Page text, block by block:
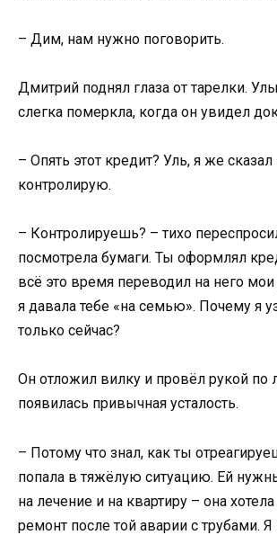
– Дим, нам нужно поговорить.
Дмитрий поднял глаза от тарелки.
слегка померкла, когда он увидел
– Опять этот кредит? Уль, я же
контролирую.
– Контролируешь? – тихо
посмотрела бумаги. Ты оформлял
всё это время переводил на него мои
я давала тебе «на семью». Почему я
только сейчас?
Он отложил вилку и провёл рукой по
появилась привычная усталость.
– Потому что знал, как ты
попала в тяжёлую ситуацию. Ей
на лечение и на квартиру – она
ремонт после той аварии с трубами.